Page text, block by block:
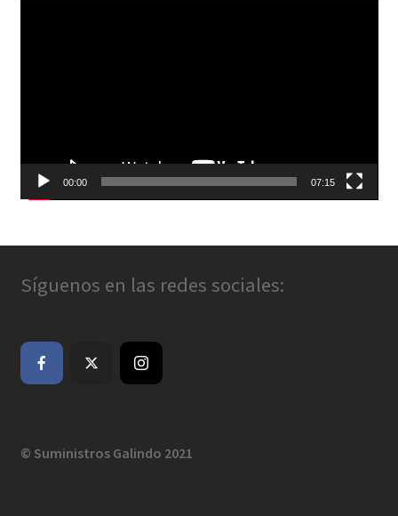
00:00 07:15
Síguenos en las redes sociales:
© Suministros Galindo 2021